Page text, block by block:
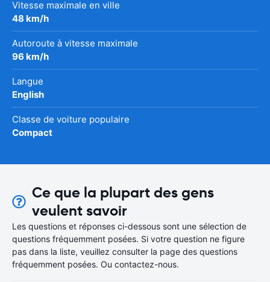
Vitesse maximale en ville
48 km/h
Autoroute à vitesse maximale
96 km/h
Langue
English
Classe de voiture populaire
Compact
Ce que la plupart des gens
veulent savoir
Les questions et réponses ci-dessous sont une sélection de
questions fréquemment posées. Si votre question ne figure
pas dans la liste, veuillez consulter la page des questions
fréquemment posées. Ou contactez-nous.